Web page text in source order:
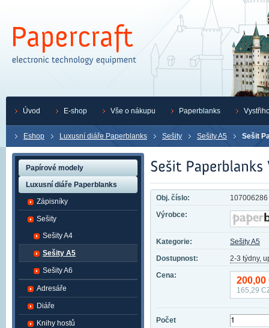
Eshop Luxusní diáře Paperblanks Sešity Sešity A5 Sešit
Obj. číslo:
107006286
Výrobce:
Kategorie:
Sešity A5
Dostupnost:
2-3 týdny,
Cena:
200,00
165,29
Počet
Papírové modely
Luxusní diáře Paperblanks
Zápisníky
Sešity
Sešity A4
Sešity A5
Sešity A6
Adresáře
Diáře
Knihy hostů
Úvod E-shop Vše o nákupu Paperblanks